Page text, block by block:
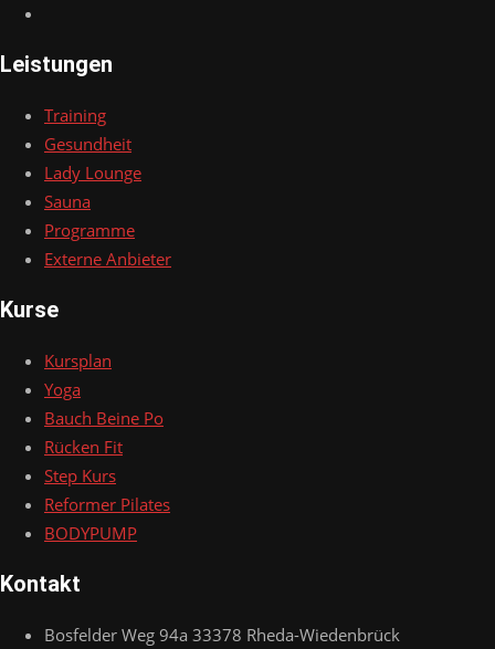
Leistungen
Training
Gesundheit
Lady Lounge
Sauna
Programme
Externe Anbieter
Kurse
Kursplan
Yoga
Bauch Beine Po
Rücken Fit
Step Kurs
Reformer Pilates
BODYPUMP
Kontakt
Bosfelder Weg 94a 33378 Rheda-Wiedenbrück